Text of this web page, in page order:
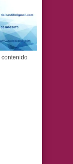
contenido